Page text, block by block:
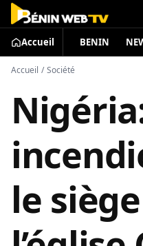
Accueil BENIN
Accueil / Société
le